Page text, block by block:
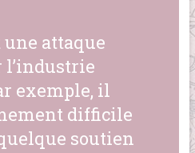
attaque
exemple, il
difficile
soutien